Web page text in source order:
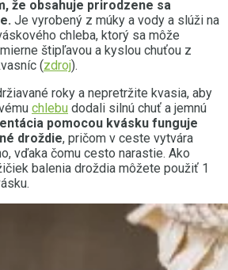
že obsahuje prirodzene sa
Je vyrobený z múky a vody a slúži na
chleba, ktorý sa môže
štipľavou a kyslou chuťou z
(zdroj).
roky a nepretržite kvasia, aby
chlebu dodali silnú chuť a jemnú
pomocou kvásku funguje
droždie, pričom v ceste vytvára
vďaka čomu cesto narastie. Ako
balenia droždia môžete použiť 1